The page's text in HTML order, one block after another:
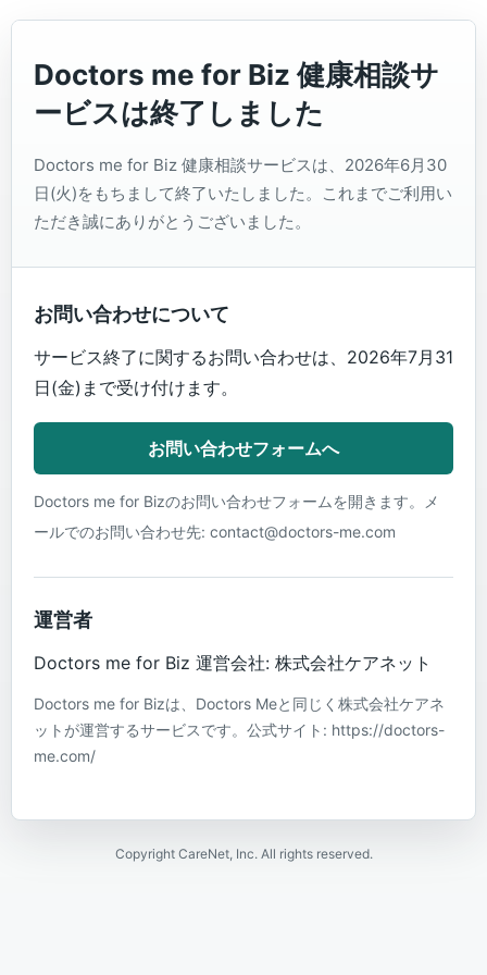
Doctors me for Biz 健康相談サ
ービスは終了しました
Doctors me for Biz 健康相談サービスは、2026年6月30
日(火)をもちまして終了いたしました。これまでご利用い
ただき誠にありがとうございました。
お問い合わせについて
サービス終了に関するお問い合わせは、2026年7月31
日(金)まで受け付けます。
お問い合わせフォームへ
Doctors me for Bizのお問い合わせフォームを開きます。メ
ールでのお問い合わせ先: contact@doctors-me.com
運営者
Doctors me for Biz 運営会社: 株式会社ケアネット
Doctors me for Bizは、Doctors Meと同じく株式会社ケアネ
ットが運営するサービスです。公式サイト: https://doctors-
me.com/
Copyright CareNet, Inc. All rights reserved.